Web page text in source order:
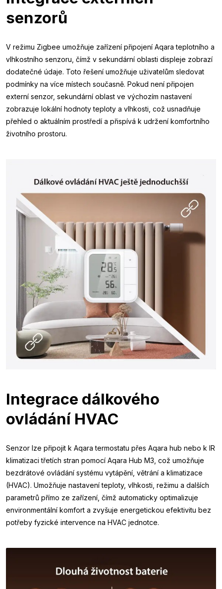
senzorů
V režimu Zigbee umožňuje zařízení připojení Aqara teplotního a
vlhkostního senzoru, čímž v sekundární oblasti displeje zobrazí
dodatečné údaje. Toto řešení umožňuje uživatelům sledovat
podmínky na více místech současně. Pokud není připojen
externí senzor, sekundární oblast ve výchozím nastavení
zobrazuje lokální hodnoty teploty a vlhkosti, což usnadňuje
přehled o aktuálním prostředí a přispívá k udržení komfortního
životního prostoru.
Integrace dálkového
ovládání HVAC
Senzor lze připojit k Aqara termostatu přes Aqara hub nebo k IR
klimatizaci třetích stran pomocí Aqara Hub M3, což umožňuje
bezdrátové ovládání systému vytápění, větrání a klimatizace
(HVAC). Umožňuje nastavení teploty, vlhkosti, režimu a dalších
parametrů přímo ze zařízení, čímž automaticky optimalizuje
environmentální komfort a zvyšuje energetickou efektivitu bez
potřeby fyzické intervence na HVAC jednotce.